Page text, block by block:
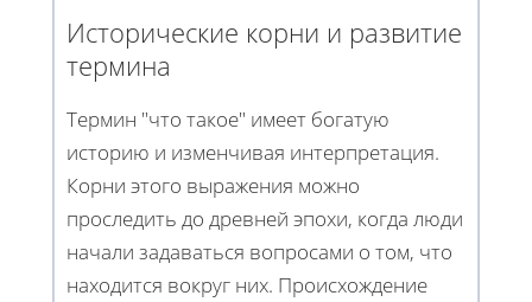
Исторические корни и развитие
термина
Термин "что такое" имеет богатую
историю и изменчивая интерпретация.
Корни этого выражения можно
проследить до древней эпохи, когда люди
начали задаваться вопросами о том, что
находится вокруг них. Происхождение